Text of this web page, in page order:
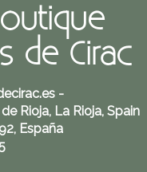
de Cirac
-
Rioja, La Rioja, Spain
España